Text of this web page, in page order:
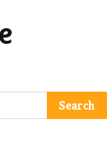
Search